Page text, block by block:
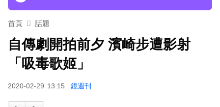
首頁 話題
自傳劇開拍前夕 濱崎步遭影射
「吸毒歌姬」
2020-02-29 13:15 鏡週刊